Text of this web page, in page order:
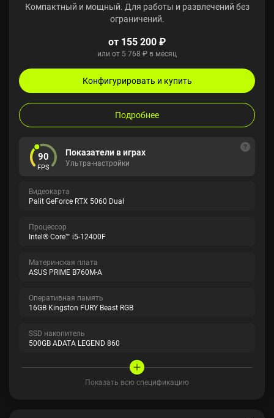
Компактный и мощный. Для работы и развлечений без
ограничений.
от 155 200 ₽
или от 5 768 ₽ в месяц
Конфигурировать и купить
Подробнее
90
FPS
Показатели в играх
Ультра-настройки
Видеокарта
Palit GeForce RTX 5060 Dual
Процессор
Intel® Core™ i5-12400F
Материнская плата
ASUS PRIME B760M-A
Оперативная память
16GB Kingston FURY Beast RGB
SSD накопитель
500GB ADATA LEGEND 860
Показать всю спецификацию